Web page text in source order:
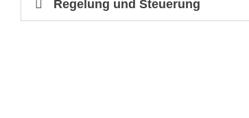
Regelung und Steuerung